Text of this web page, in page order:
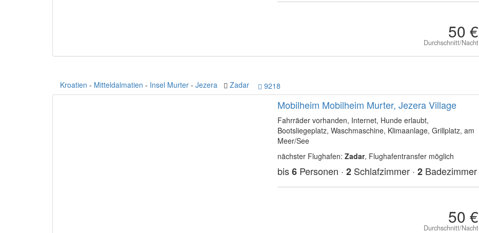
50 €
Durchschnitt/Nacht
Kroatien - Mitteldalmatien - Insel Murter - Jezera Zadar 9218
Mobilheim Mobilheim Murter, Jezera Village
Fahrräder vorhanden, Internet, Hunde erlaubt,
Bootsliegeplatz, Waschmaschine, Klimaanlage, Grillplatz, am
Meer/See
nächster Flughafen: Zadar, Flughafentransfer möglich
bis6Personen · 2Schlafzimmer · 2Badezimmer
50 €
Durchschnitt/Nacht